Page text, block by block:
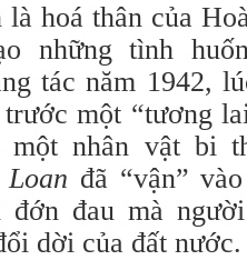
là hoá thân của
những tình
tác năm 1942,
một “tương
một nhân vật bi
đã “vận”
đau mà
dời của đất nước.